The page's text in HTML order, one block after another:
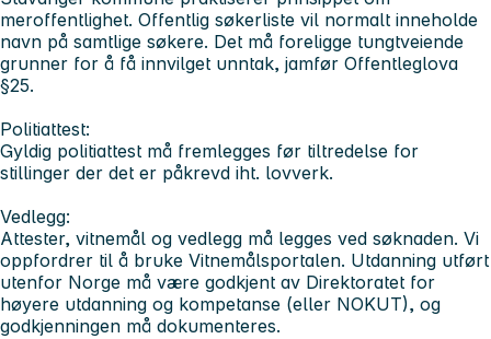
meroffentlighet. Offentlig søkerliste vil normalt inneholde
navn på samtlige søkere. Det må foreligge tungtveiende
grunner for å få innvilget unntak, jamfør Offentleglova
§25.
Politiattest:
Gyldig politiattest må fremlegges før tiltredelse for
stillinger der det er påkrevd iht. lovverk.
Vedlegg:
Attester, vitnemål og vedlegg må legges ved søknaden. Vi
oppfordrer til å bruke Vitnemålsportalen. Utdanning utført
utenfor Norge må være godkjent av Direktoratet for
høyere utdanning og kompetanse (eller NOKUT), og
godkjenningen må dokumenteres.